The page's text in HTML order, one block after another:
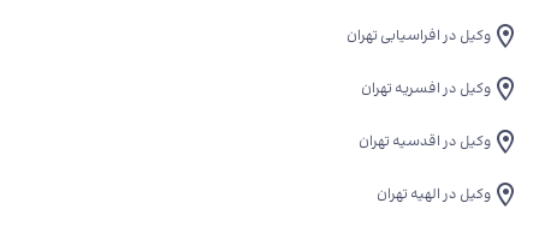
وکیل در افراسیابی تهران
وکیل در افسریه تهران
وکیل در اقدسیه تهران
وکیل در الهیه تهران